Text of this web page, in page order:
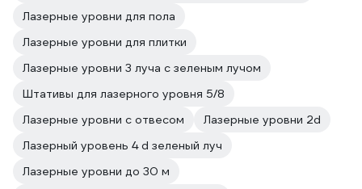
Лазерные уровни для пола
Лазерные уровни для плитки
Лазерные уровни 3 луча с зеленым лучом
Штативы для лазерного уровня 5/8
Лазерные уровни с отвесом
Лазерные уровни 2d
Лазерный уровень 4 d зеленый луч
Лазерные уровни до 30 м